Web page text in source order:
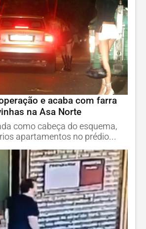
e acaba com farra
na Asa Norte
como cabeça do esquema,
apartamentos no prédio...